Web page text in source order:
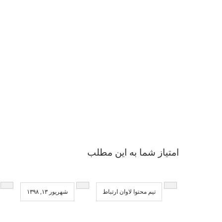
امتیاز شما به این مطلب
تیم محتوا لاوان ارتباط شهریور ۱۳, ۱۳۹۸